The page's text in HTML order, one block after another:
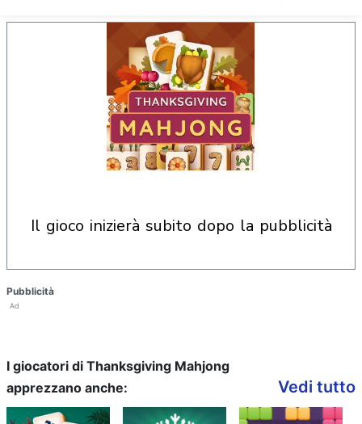
il gioco inizierà subito dopo la pubblicità
Pubblicità
Ad
I giocatori di Thanksgiving Mahjong
apprezzano anche:
Vedi tutto